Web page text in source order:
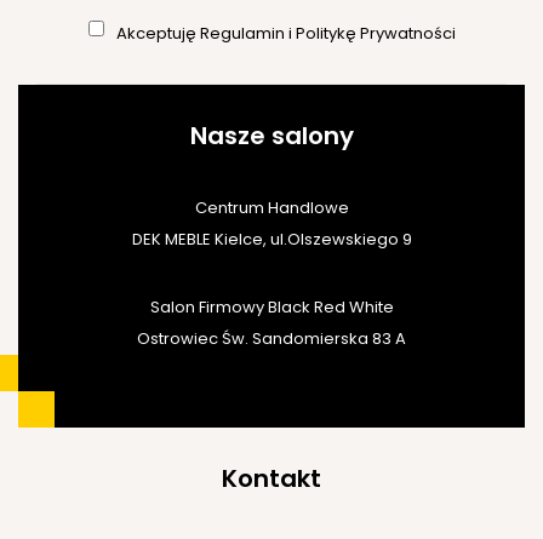
Akceptuję Regulamin i Politykę Prywatności
Nasze salony
Centrum Handlowe
DEK MEBLE Kielce, ul.Olszewskiego 9
Salon Firmowy Black Red White
Ostrowiec Św. Sandomierska 83 A
Kontakt